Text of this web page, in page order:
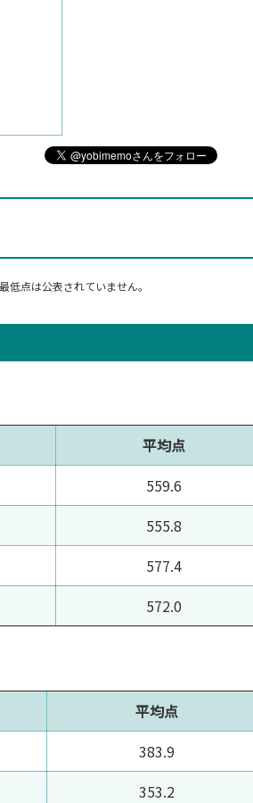
点は公表されていません。
平均点
559.6
555.8
577.4
572.0
平均点
383.9
353.2